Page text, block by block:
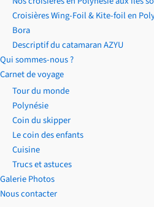
Croisières Wing-Foil & Kite-foil en
Bora
Descriptif du catamaran AZYU
Qui sommes-nous ?
Carnet de voyage
Tour du monde
Polynésie
Coin du skipper
Le coin des enfants
Cuisine
Trucs et astuces
Galerie Photos
Nous contacter